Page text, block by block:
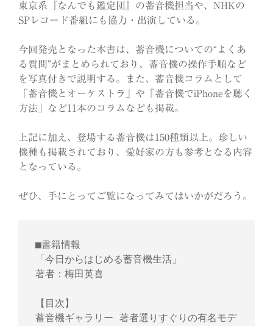
東京系『なんでも鑑定団』の蓄音機担当や、NHKの
SPレコード番組にも協力・出演している。
今回発売となった本書は、蓄音機についての“よくあ
る質問”がまとめられており、蓄音機の操作手順など
を写真付きで説明する。また、蓄音機コラムとして
「蓄音機とオーケストラ」や「蓄音機でiPhoneを聴く
方法」など11本のコラムなども掲載。
上記に加え、登場する蓄音機は150種類以上。珍しい
機種も掲載されており、愛好家の方も参考となる内容
となっている。
ぜひ、手にとってご覧になってみてはいかがだろう。
■書籍情報
「今日からはじめる蓄音機生活」
著者：梅田英喜
【目次】
蓄音機ギャラリー 著者選りすぐりの有名モデ